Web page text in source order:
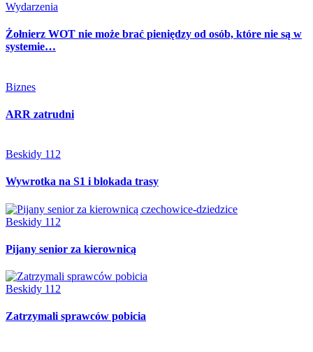
Wydarzenia
Żołnierz WOT nie może brać pieniędzy od osób, które nie są w
systemie…
Biznes
ARR zatrudni
Beskidy 112
Wywrotka na S1 i blokada trasy
Beskidy 112
Pijany senior za kierownicą
Beskidy 112
Zatrzymali sprawców pobicia